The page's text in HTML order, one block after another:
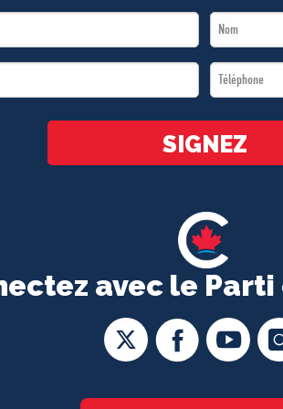
avec le
Last
Name
Téléphone
*
SIGNEZ